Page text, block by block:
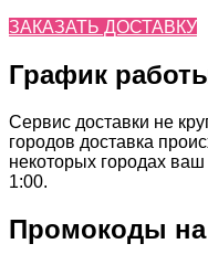
ЗАКАЗАТЬ ДОСТАВКУ
График
Сервис доставки не
городов доставка
некоторых городах ваш
1:00.
Промокоды